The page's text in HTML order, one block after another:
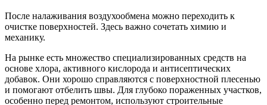
После налаживания воздухообмена можно переходить к
очистке поверхностей. Здесь важно сочетать химию и
механику.
На рынке есть множество специализированных средств на
основе хлора, активного кислорода и антисептических
добавок. Они хорошо справляются с поверхностной плесенью
и помогают отбелить швы. Для глубоко пораженных участков,
особенно перед ремонтом, используют строительные